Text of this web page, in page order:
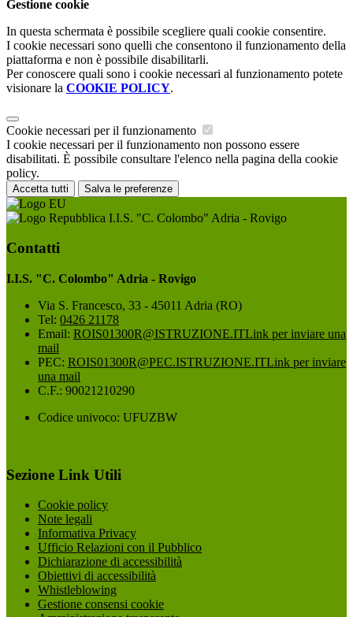
Gestione cookie
In questa schermata è possibile scegliere quali cookie consentire.
I cookie necessari sono quelli che consentono il funzionamento della
piattaforma e non è possibile disabilitarli.
Per conoscere quali sono i cookie necessari al funzionamento potete
visionare la COOKIE POLICY.
Cookie necessari per il funzionamento
I cookie necessari per il funzionamento non possono essere
disabilitati. È possibile consultare l'elenco nella pagina della cookie
policy.
Accetta tutti Salva le preferenze
I.I.S. "C. Colombo" Adria - Rovigo
Contatti
I.I.S. "C. Colombo" Adria - Rovigo
Via S. Francesco, 33 - 45011 Adria (RO)
Tel: 0426 21178
Email: ROIS01300R@ISTRUZIONE.ITLink per inviare una
mail
PEC: ROIS01300R@PEC.ISTRUZIONE.ITLink per inviare
una mail
C.F.: 90021210290
Codice univoco: UFUZBW
Sezione Link Utili
Cookie policy
Note legali
Informativa Privacy
Ufficio Relazioni con il Pubblico
Dichiarazione di accessibilità
Obiettivi di accessibilità
Whistleblowing
Gestione consensi cookie